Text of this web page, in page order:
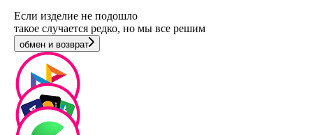
Если изделие не подошло
такое случается редко, но мы все решим
обмен и возврат